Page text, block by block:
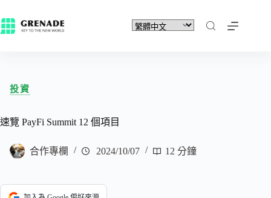
投資
速覽 PayFi Summit 12 個項目
合作專欄 2024/10/07 12 分鐘